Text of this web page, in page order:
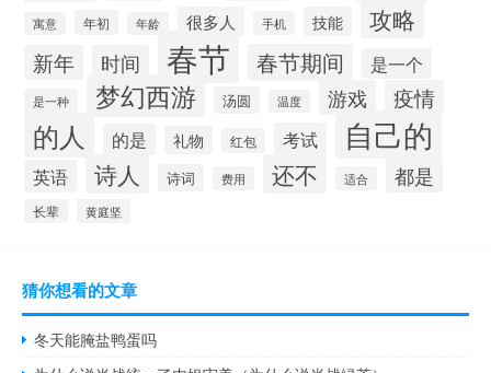
寓意 年初 年龄 很多人 手机 技能 攻略
新年 时间 春节 春节期间 是一个
是一种 梦幻西游 汤圆 温度 游戏 疫情
的人 的是 礼物 红包 考试 自己的
英语 诗人 诗词 费用 还不 适合 都是
长辈 黄庭坚
猜你想看的文章
冬天能腌盐鸭蛋吗